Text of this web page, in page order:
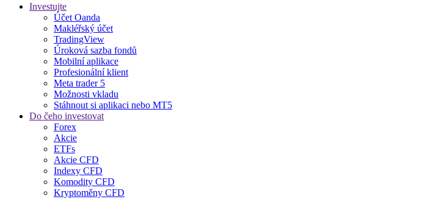
Investujte
Účet Oanda
Makléřský účet
TradingView
Úroková sazba fondů
Mobilní aplikace
Profesionální klient
Meta trader 5
Možnosti vkladu
Stáhnout si aplikaci nebo MT5
Do čeho investovat
Forex
Akcie
ETFs
Akcie CFD
Indexy CFD
Komodity CFD
Kryptoměny CFD